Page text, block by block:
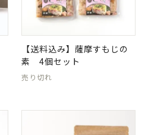
【送料込み】薩摩すもじの
素 4個セット
売り切れ